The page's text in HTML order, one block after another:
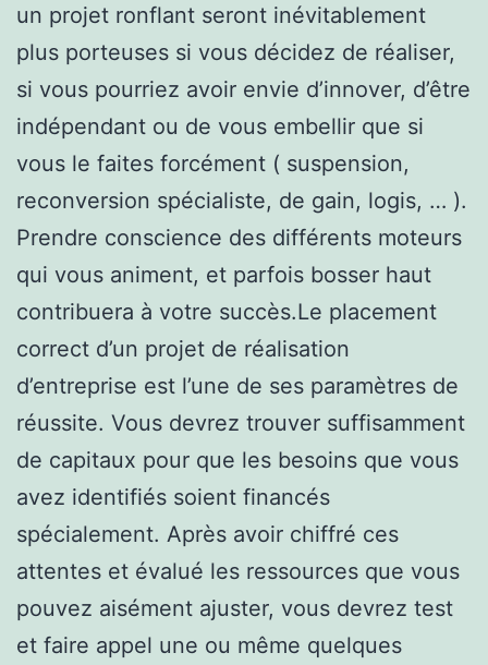
un projet ronflant seront inévitablement
plus porteuses si vous décidez de réaliser,
si vous pourriez avoir envie d’innover, d’être
indépendant ou de vous embellir que si
vous le faites forcément ( suspension,
reconversion spécialiste, de gain, logis, … ).
Prendre conscience des différents moteurs
qui vous animent, et parfois bosser haut
contribuera à votre succès.Le placement
correct d’un projet de réalisation
d’entreprise est l’une de ses paramètres de
réussite. Vous devrez trouver suffisamment
de capitaux pour que les besoins que vous
avez identifiés soient financés
spécialement. Après avoir chiffré ces
attentes et évalué les ressources que vous
pouvez aisément ajuster, vous devrez test
et faire appel une ou même quelques